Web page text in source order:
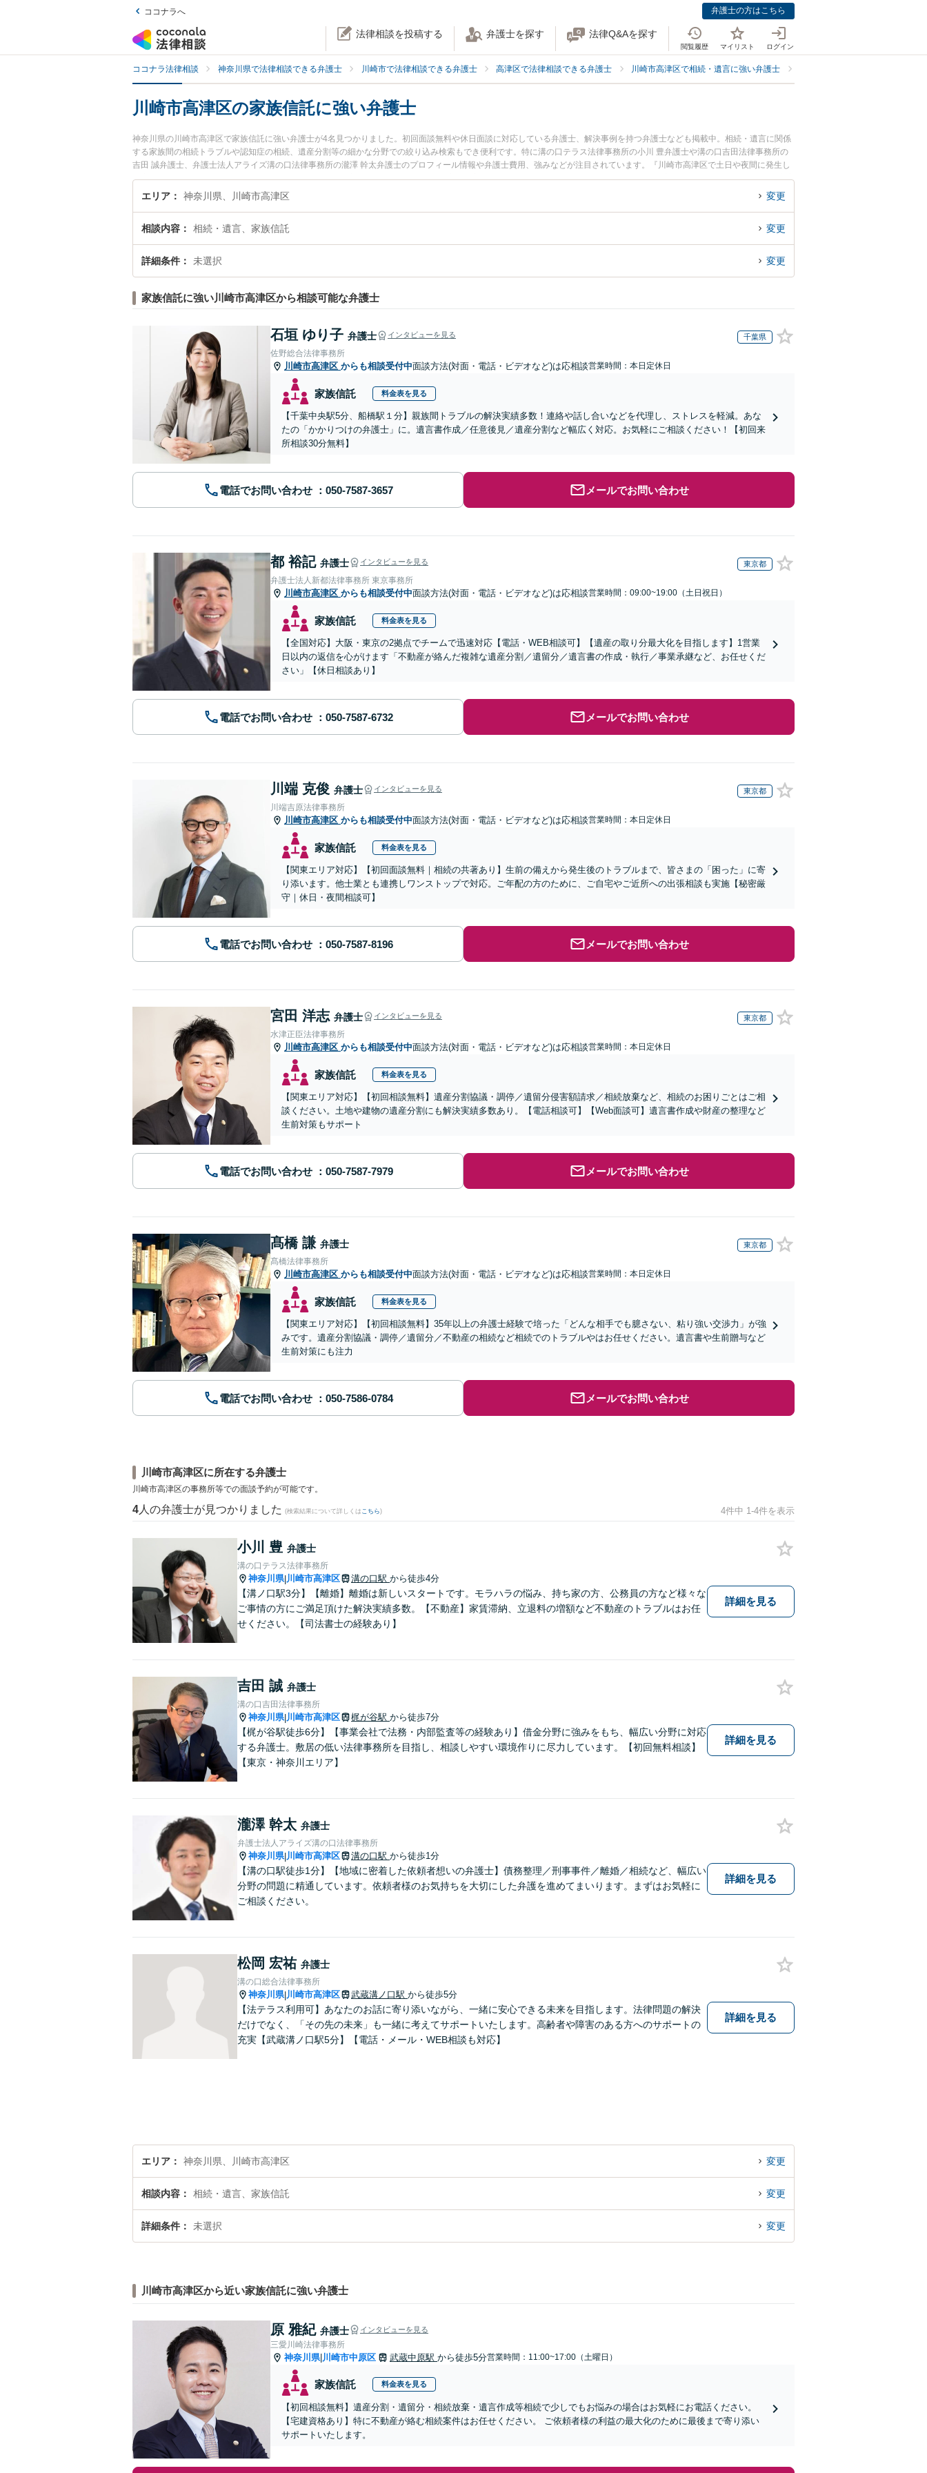
ココナラへ 弁護士の方はこちら
法律相談を投稿する 弁護士を探す 法律Q&Aを探す
閲覧履歴 マイリスト ログイン
ココナラ法律相談 神奈川県で法律相談できる弁護士 川崎市で法律相談できる弁護士 高津区で法律相談できる弁護士 川崎市高津区で相続・遺言に強い弁護士
川崎市高津区の家族信託に強い弁護士
神奈川県の川崎市高津区で家族信託に強い弁護士が4名見つかりました。初回面談無料や休日面談に対応している弁護士、解決事例を持つ弁護士なども掲載中。相続・遺言に関係
する家族間の相続トラブルや認知症の相続、遺産分割等の細かな分野での絞り込み検索もでき便利です。特に溝の口テラス法律事務所の小川 豊弁護士や溝の口吉田法律事務所の
吉田 誠弁護士、弁護士法人アライズ溝の口法律事務所の瀧澤 幹太弁護士のプロフィール情報や弁護士費用、強みなどが注目されています。『川崎市高津区で土日や夜間に発生し
た家族信託のトラブルを今すぐに弁護士に相談したい』『家族信託のトラブル解決の実績豊富な近くの弁護士を検索したい』『初回相談無料で家族信託を法律相談できる川崎市高
津区内の弁護士に相談予約したい』などでお困りの相談者さんにおすすめです。
エリア 神奈川県、川崎市高津区 変更
相談内容 相続・遺言、家族信託 変更
詳細条件 未選択 変更
家族信託に強い川崎市高津区から相談可能な弁護士
石垣 ゆり子 弁護士 インタビューを見る 千葉県
佐野総合法律事務所
川崎市高津区 からも相談受付中面談方法(対面・電話・ビデオなど)は応相談営業時間：本日定休日
家族信託 料金表を見る
【千葉中央駅5分、船橋駅１分】親族間トラブルの解決実績多数！連絡や話し合いなどを代理し、ストレスを軽減。あな
たの「かかりつけの弁護士」に。遺言書作成／任意後見／遺産分割など幅広く対応。お気軽にご相談ください！【初回来
所相談30分無料】
電話でお問い合わせ メールでお問い合わせ
都 裕記 弁護士 インタビューを見る 東京都
弁護士法人新都法律事務所 東京事務所
川崎市高津区 からも相談受付中面談方法(対面・電話・ビデオなど)は応相談営業時間：09:00~19:00（土日祝日）
家族信託 料金表を見る
【全国対応】大阪・東京の2拠点でチームで迅速対応【電話・WEB相談可】【遺産の取り分最大化を目指します】1営業
日以内の返信を心がけます「不動産が絡んだ複雑な遺産分割／遺留分／遺言書の作成・執行／事業承継など、お任せくだ
さい」【休日相談あり】
電話でお問い合わせ メールでお問い合わせ
川端 克俊 弁護士 インタビューを見る 東京都
川端吉原法律事務所
川崎市高津区 からも相談受付中面談方法(対面・電話・ビデオなど)は応相談営業時間：本日定休日
家族信託 料金表を見る
【関東エリア対応】【初回面談無料｜相続の共著あり】生前の備えから発生後のトラブルまで、皆さまの「困った」に寄
り添います。他士業とも連携しワンストップで対応。ご年配の方のために、ご自宅やご近所への出張相談も実施【秘密厳
守｜休日・夜間相談可】
電話でお問い合わせ メールでお問い合わせ
宮田 洋志 弁護士 インタビューを見る 東京都
水津正臣法律事務所
川崎市高津区 からも相談受付中面談方法(対面・電話・ビデオなど)は応相談営業時間：本日定休日
家族信託 料金表を見る
【関東エリア対応】【初回相談無料】遺産分割協議・調停／遺留分侵害額請求／相続放棄など、相続のお困りごとはご相
談ください。土地や建物の遺産分割にも解決実績多数あり。【電話相談可】【Web面談可】遺言書作成や財産の整理など
生前対策もサポート
電話でお問い合わせ メールでお問い合わせ
髙橋 謙 弁護士 東京都
髙橋法律事務所
川崎市高津区 からも相談受付中面談方法(対面・電話・ビデオなど)は応相談営業時間：本日定休日
家族信託 料金表を見る
【関東エリア対応】【初回相談無料】35年以上の弁護士経験で培った「どんな相手でも臆さない、粘り強い交渉力」が強
みです。遺産分割協議・調停／遺留分／不動産の相続など相続でのトラブルやはお任せください。遺言書や生前贈与など
生前対策にも注力
電話でお問い合わせ メールでお問い合わせ
川崎市高津区に所在する弁護士
川崎市高津区の事務所等での面談予約が可能です。
4 人の弁護士が見つかりました (検索結果について詳しくは こちら) 4件中 1-4件を表示
小川 豊 弁護士
溝の口テラス法律事務所
神奈川県|川崎市高津区 溝の口駅 から徒歩4分
【溝ノ口駅3分】【離婚】離婚は新しいスタートです。モラハラの悩み、持ち家の方、公務員の方など様々な
ご事情の方にご満足頂けた解決実績多数。【不動産】家賃滞納、立退料の増額など不動産のトラブルはお任
せください。【司法書士の経験あり】
詳細を見る
吉田 誠 弁護士
溝の口吉田法律事務所
神奈川県|川崎市高津区 梶が谷駅 から徒歩7分
【梶が谷駅徒歩6分】【事業会社で法務・内部監査等の経験あり】借金分野に強みをもち、幅広い分野に対応
する弁護士。敷居の低い法律事務所を目指し、相談しやすい環境作りに尽力しています。【初回無料相談】
【東京・神奈川エリア】
詳細を見る
瀧澤 幹太 弁護士
弁護士法人アライズ溝の口法律事務所
神奈川県|川崎市高津区 溝の口駅 から徒歩1分
【溝の口駅徒歩1分】【地域に密着した依頼者想いの弁護士】債務整理／刑事事件／離婚／相続など、幅広い
分野の問題に精通しています。依頼者様のお気持ちを大切にした弁護を進めてまいります。まずはお気軽に
ご相談ください。
詳細を見る
松岡 宏祐 弁護士
溝の口総合法律事務所
神奈川県|川崎市高津区 武蔵溝ノ口駅 から徒歩5分
【法テラス利用可】あなたのお話に寄り添いながら、一緒に安心できる未来を目指します。法律問題の解決
だけでなく、「その先の未来」も一緒に考えてサポートいたします。高齢者や障害のある方へのサポートの
充実【武蔵溝ノ口駅5分】【電話・メール・WEB相談も対応】
詳細を見る
エリア 神奈川県、川崎市高津区 変更
相談内容 相続・遺言、家族信託 変更
詳細条件 未選択 変更
川崎市高津区から近い家族信託に強い弁護士
原 雅紀 弁護士 インタビューを見る
三愛川崎法律事務所
神奈川県| 川崎市中原区 武蔵中原駅 から徒歩5分営業時間：11:00~17:00（土曜日）
家族信託 料金表を見る
【初回相談無料】遺産分割・遺留分・相続放棄・遺言作成等相続で少しでもお悩みの場合はお気軽にお電話ください。
【宅建資格あり】特に不動産が絡む相続案件はお任せください。 ご依頼者様の利益の最大化のために最後まで寄り添い
サポートいたします。